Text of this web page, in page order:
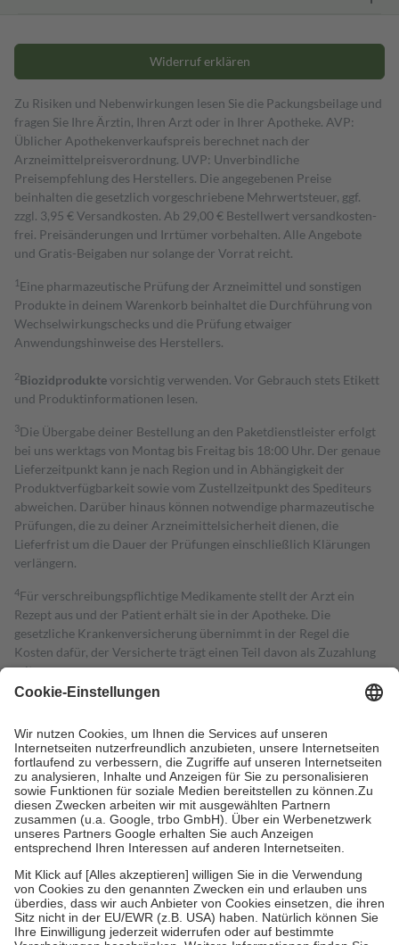
Widerruf erklären
Zu Risiken und Nebenwirkungen lesen Sie die Packungsbeilage und
fragen Sie Ihre Ärztin, Ihren Arzt oder in Ihrer Apotheke. AVP:
Üblicher Apothekenverkaufspreis berechnet nach der
Arzneimittelpreisverordnung. UVP: Unverbindliche
Preisempfehlung des Herstellers. Die angegebenen Preise
beinhalten die gesetzlich vorgeschriebene Mehrwertsteuer, ggf.
zzgl. 3,95 € Versandkosten. Ab 29,00 € Bestell­wert versand­kosten­
frei. Preisänderungen und Irrtümer vorbehalten. Alle Angebote
und Gratis-Beigaben nur solange der Vorrat reicht.
1 Eine pharmazeutische Prüfung der Arzneimittel und sonstigen
Produkte in deinem Warenkorb beinhaltet die Durchführung von
Wechselwirkungschecks und die Prüfung etwaiger
Anwendungshinweise des Herstellers.
2Biozidproduktevorsichtig verwenden. Vor Gebrauch stets Etikett
und Produktinformationen lesen.
3Die Übergabe deiner Bestellung an den Paketdienstleister erfolgt
bei uns werktags von Montag bis Freitag bis 18:00 Uhr. Der genaue
Lieferzeitpunkt kann je nach Region und in Abhängigkeit der
Produktverfügbarkeit sowie vom Zustellzeitpunkt des Spediteurs
abweichen. Darüber hinaus können notwendige pharmazeutische
Prüfungen, die zu deiner Arzneimittelsicherheit dienen, die
Lieferfrist um die Dauer der Prüfungen einschließlich Klärungen
verlängern.
4Für verschreibungspflichtige Medikamente stellt der Arzt ein
Rezept aus und der Patient erhält sie in der Apotheke. Die
gesetzliche Krankenversicherung übernimmt in der Regel die
Kosten dafür, der Versicherte trägt einen Teil davon als Zuzahlung
mit.
Grundsätzlich leisten Mitglieder Zuzahlungen in Höhe von zehn
höchstens zehn Euro.
Es sind jedoch nie mehr als die tatsächlichen
Kosten der Leistung zu entrichten.
Diese Regeln gelten grundsätzlich auch für Online-Apotheken.
Bei Heilmitteln und häuslicher Krankenpflege beträgt die
Zuzahlung zehn Prozent der Kosten sowie zehn Euro je
Verordnung.
Um das Engagement der Versicherten für ihre eigene Gesundheit zu
stärken und die besondere Stellung der Familie zu unterstützen,
fallenkeine Zuzahlungenan bei:
• Kindern und Jugendlichen bis zum vollendeten 18. Lebensjahr
mit Ausnahme der Fahrkosten
• Untersuchungen zur Vorsorge und Früherkennung, die von der